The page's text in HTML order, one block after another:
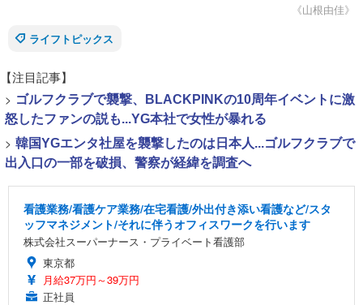
《山根由佳》
ライフトピックス
【注目記事】
> ゴルフクラブで襲撃、BLACKPINKの10周年イベントに激
怒したファンの説も...YG本社で女性が暴れる
> 韓国YGエンタ社屋を襲撃したのは日本人...ゴルフクラブで
出入口の一部を破損、警察が経緯を調査へ
看護業務/看護ケア業務/在宅看護/外出付き添い看護など/スタ
ッフマネジメント/それに伴うオフィスワークを行います
株式会社スーパーナース・プライベート看護部
東京都
月給37万円～39万円
正社員